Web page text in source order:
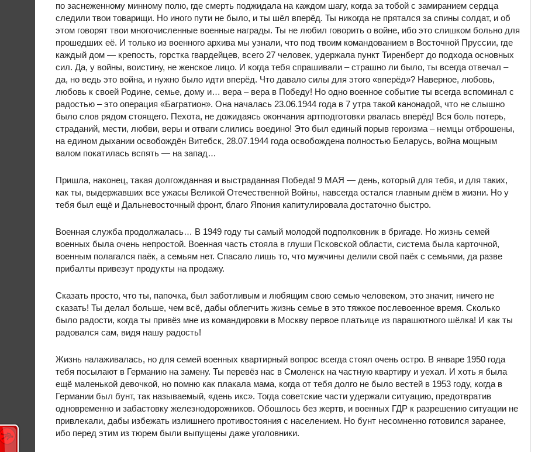
по заснеженному минному полю, где смерть поджидала на каждом шагу, когда за тобой с замиранием сердца
следили твои товарищи. Но иного пути не было, и ты шёл вперёд. Ты никогда не прятался за спины солдат, и об
этом говорят твои многочисленные военные награды. Ты не любил говорить о войне, ибо это слишком больно для
прошедших её. И только из военного архива мы узнали, что под твоим командованием в Восточной Пруссии, где
каждый дом — крепость, горстка гвардейцев, всего 27 человек, удержала пункт Тиренберт до подхода основных
сил. Да, у войны, воистину, не женское лицо. И когда тебя спрашивали – страшно ли было, ты всегда отвечал –
да, но ведь это война, и нужно было идти вперёд. Что давало силы для этого «вперёд»? Наверное, любовь,
любовь к своей Родине, семье, дому и… вера – вера в Победу! Но одно военное событие ты всегда вспоминал с
радостью – это операция «Багратион». Она началась 23.06.1944 года в 7 утра такой канонадой, что не слышно
было слов рядом стоящего. Пехота, не дожидаясь окончания артподготовки рвалась вперёд! Вся боль потерь,
страданий, мести, любви, веры и отваги слились воедино! Это был единый порыв героизма – немцы отброшены,
на едином дыхании освобождён Витебск, 28.07.1944 года освобождена полностью Беларусь, война мощным
валом покатилась вспять — на запад…
Пришла, наконец, такая долгожданная и выстраданная Победа! 9 МАЯ — день, который для тебя, и для таких,
как ты, выдержавших все ужасы Великой Отечественной Войны, навсегда остался главным днём в жизни. Но у
тебя был ещё и Дальневосточный фронт, благо Япония капитулировала достаточно быстро.
Военная служба продолжалась… В 1949 году ты самый молодой подполковник в бригаде. Но жизнь семей
военных была очень непростой. Военная часть стояла в глуши Псковской области, система была карточной,
военным полагался паёк, а семьям нет. Спасало лишь то, что мужчины делили свой паёк с семьями, да разве
прибалты привезут продукты на продажу.
Сказать просто, что ты, папочка, был заботливым и любящим свою семью человеком, это значит, ничего не
сказать! Ты делал больше, чем всё, дабы облегчить жизнь семье в это тяжкое послевоенное время. Сколько
было радости, когда ты привёз мне из командировки в Москву первое платьице из парашютного шёлка! И как ты
радовался сам, видя нашу радость!
Жизнь налаживалась, но для семей военных квартирный вопрос всегда стоял очень остро. В январе 1950 года
тебя посылают в Германию на замену. Ты перевёз нас в Смоленск на частную квартиру и уехал. И хоть я была
ещё маленькой девочкой, но помню как плакала мама, когда от тебя долго не было вестей в 1953 году, когда в
Германии был бунт, так называемый, «день икс». Тогда советские части удержали ситуацию, предотвратив
одновременно и забастовку железнодорожников. Обошлось без жертв, и военных ГДР к разрешению ситуации не
привлекали, дабы избежать излишнего противостояния с населением. Но бунт несомненно готовился заранее,
ибо перед этим из тюрем были выпущены даже уголовники.